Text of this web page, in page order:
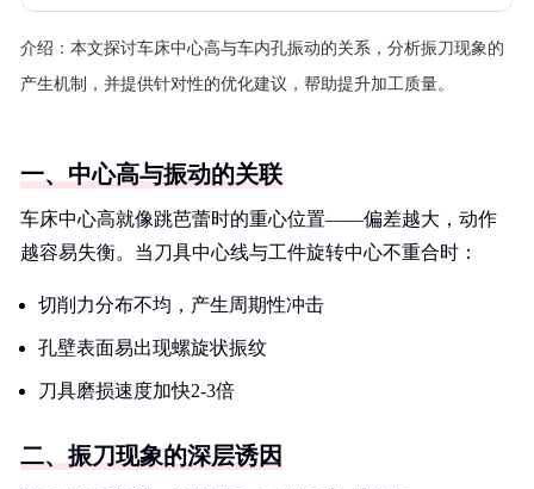
介绍： 本文探讨车床中心高与车内孔振动的关系，分析振刀现象的
产生机制，并提供针对性的优化建议，帮助提升加工质量。
一、中心高与振动的关联
车床中心高就像跳芭蕾时的重心位置——偏差越大，动作
越容易失衡。当刀具中心线与工件旋转中心不重合时：
切削力分布不均，产生周期性冲击
孔壁表面易出现螺旋状振纹
刀具磨损速度加快2-3倍
二、振刀现象的深层诱因